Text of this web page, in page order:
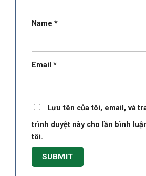
Name *
Email *
Lưu tên của tôi, email, và
trình duyệt này cho lần bình
tôi.